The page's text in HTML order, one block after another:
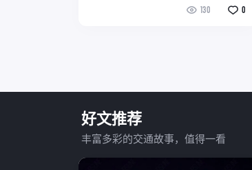
130 0
好文推荐
丰富多彩的交通故事，值得一看